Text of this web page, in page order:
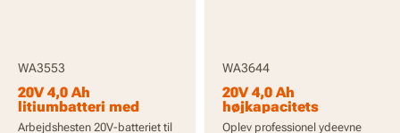
WA3553
20V 4,0 Ah
litiumbatteri med
indikator
Arbejdshesten 20V-batteriet til
WA3644
20V 4,0 Ah
højkapacitets
PowerShare Pro-
Oplev professionel ydeevne